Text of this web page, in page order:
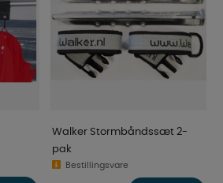
Walker Stormbåndssæt 2-
pak
Bestillingsvare